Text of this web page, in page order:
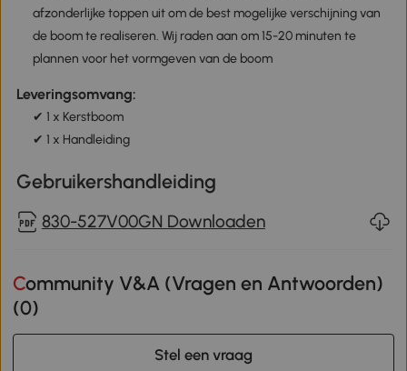
afzonderlijke toppen uit om de best mogelijke verschijning van
de boom te realiseren. Wij raden aan om 15-20 minuten te
plannen voor het vormgeven van de boom
Leveringsomvang:
✔ 1 x Kerstboom
✔ 1 x Handleiding
Gebruikershandleiding
830-527V00GN Downloaden
Community V&A (Vragen en Antwoorden)
(0)
Stel een vraag